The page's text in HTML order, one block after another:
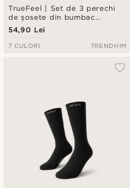
TrueFeel | Set de 3 perechi
de șosete din bumbac
premium, lungime medie,
negre
54,90 Lei
7 CULORI TRENDHIM